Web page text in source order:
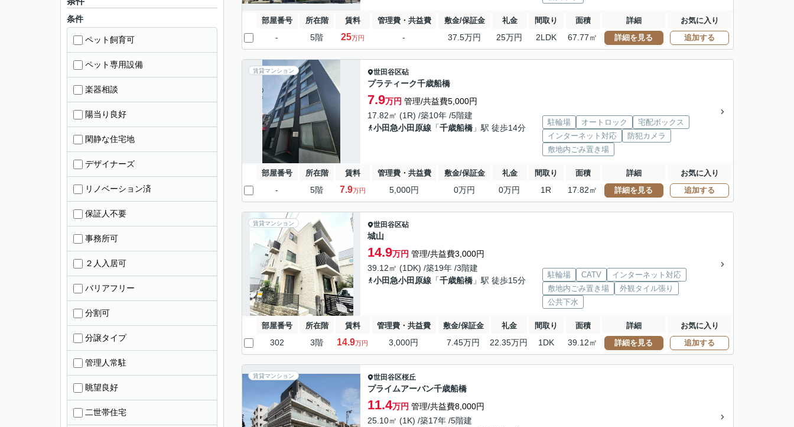
部屋番号 所在階 賃料 管理費・共益費 敷金/保証金 礼金 間取り 面積 詳細 お気に入り
- 5階 25万円 - 37.5万円 25万円 2LDK 67.77㎡ 詳細を見る 追加する
賃貸マンション 世田谷区砧
プラティーク千歳船橋
7.9万円 管理/共益費5,000円
17.82㎡ (1R) /築10年 /5階建
小田急小田原線 「千歳船橋 」駅 徒歩14分
駐輪場 オートロック
宅配ボックス
インターネット対応
防犯カメラ
敷地内ごみ置き場
部屋番号 所在階 賃料 管理費・共益費 敷金/保証金 礼金 間取り 面積 詳細 お気に入り
- 5階 7.9万円 5,000円 0万円 0万円 1R 17.82㎡ 詳細を見る 追加する
賃貸マンション 世田谷区砧
城山
14.9万円 管理/共益費3,000円
39.12㎡ (1DK) /築19年 /3階建
小田急小田原線 「千歳船橋 」駅 徒歩15分
駐輪場 CATV
インターネット対応
敷地内ごみ置き場
外観タイル張り
公共下水
部屋番号 所在階 賃料 管理費・共益費 敷金/保証金 礼金 間取り 面積 詳細 お気に入り
302 3階 14.9万円 3,000円 7.45万円 22.35万円 1DK 39.12㎡ 詳細を見る 追加する
賃貸マンション 世田谷区桜丘
プライムアーバン千歳船橋
11.4万円 管理/共益費8,000円
25.10㎡ (1K) /築17年 /5階建
条件
ペット飼育可
ペット専用設備
楽器相談
陽当り良好
閑静な住宅地
デザイナーズ
リノベーション済
保証人不要
事務所可
２人入居可
バリアフリー
分割可
分譲タイプ
管理人常駐
眺望良好
二世帯住宅